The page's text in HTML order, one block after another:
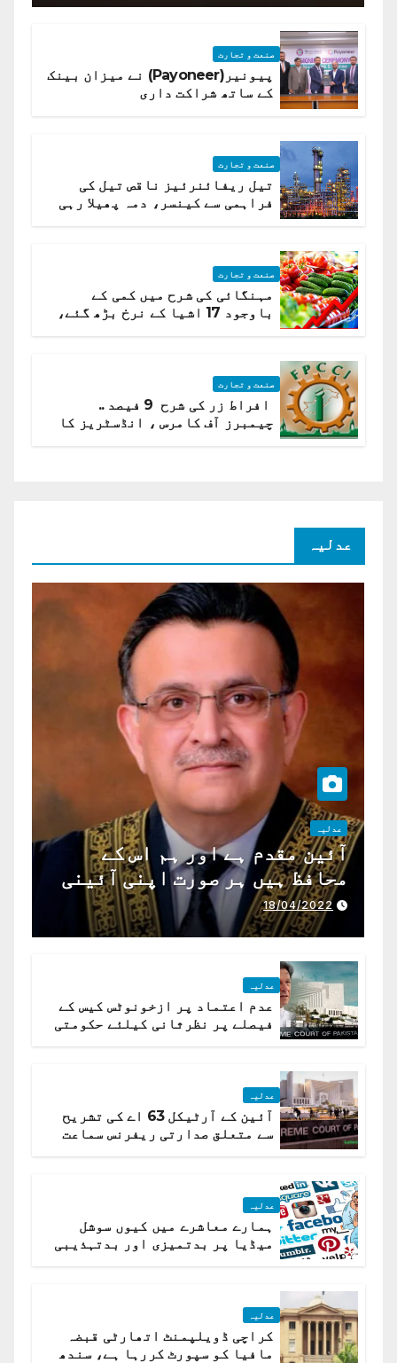
صنعت و تجارت
پیونیر(Payoneer) نے میزان بینک
کے ساتھ شراکت داری
صنعت و تجارت
تیل ریفائنرئیز ناقص تیل کی
فراہمی سے کینسر، دمہ پھیلا رہی
صنعت و تجارت
مہنگائی کی شرح میں کمی کے
باوجود 17 اشیا کے نرخ بڑھ گئے،
صنعت و تجارت
افراط زر کی شرح 9 فیصد ..
چیمبرز آف کامرس ، انڈسٹریز کا
عدلیہ
عدلیہ
آئین مقدم ہے اور ہم اس کے
محافظ ہیں ہر صورت اپنی آئینی
ذمہ داری ادا کرینگے ، چیف
جسٹس پاکستان
18/04/2022
عدلیہ
عدم اعتماد پر ازخونوٹس کیس کے
فیصلے پر نظرثانی کیلئے حکومتی
عدلیہ
آئین کے آرٹیکل 63 اے کی تشریح
سے متعلق صدارتی ریفرنس سماعت
عدلیہ
ہمارے معاشرے میں کیوں سوشل
میڈیا پر بدتمیزی اور بدتہذیبی
عدلیہ
کراچی ڈویلپمنٹ اتھارٹی قبضہ
مافیا کو سپورٹ کررہا ہے، سندھ